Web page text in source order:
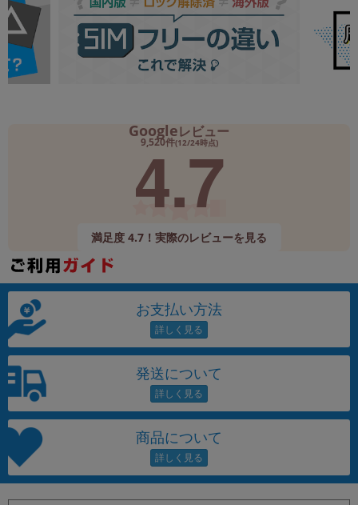
Googleレビュー
9,520件(12/24時点)
4.7
満足度 4.7！実際のレビューを見る
お支払い方法
発送について
商品について